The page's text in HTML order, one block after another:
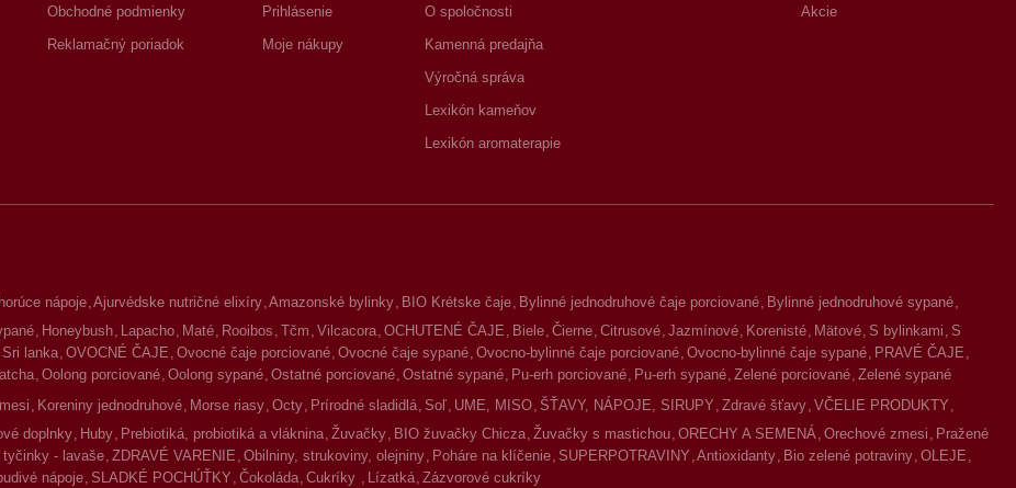
Obchodné podmienky
Reklamačný poriadok
Prihlásenie
Moje nákupy
O spoločnosti
Kamenná predajňa
Výročná správa
Lexikón kameňov
Lexikón aromaterapie
Akcie
nápoje Ajurvédske nutričné elixíry Amazonské bylinky BIO Krétske čaje Bylinné jednodruhové čaje porciované Bylinné jednodruhové sypané
Honeybush Lapacho Maté Rooibos Tčm Vilcacora OCHUTENÉ ČAJE Biele Čierne Citrusové Jazmínové Korenisté Mätové S bylinkami S
Sri lanka OVOCNÉ ČAJE Ovocné čaje porciované Ovocné čaje sypané Ovocno-bylinné čaje porciované Ovocno-bylinné čaje sypané PRAVÉ ČAJE
Oolong porciované Oolong sypané Ostatné porciované Ostatné sypané Pu-erh porciované Pu-erh sypané Zelené porciované Zelené sypané
Koreniny jednodruhové Morse riasy Octy Prírodné sladidlá Soľ UME, MISO ŠŤAVY, NÁPOJE, SIRUPY Zdravé šťavy VČELIE PRODUKTY
doplnky Huby Prebiotiká, probiotiká a vláknina Žuvačky BIO žuvačky Chicza Žuvačky s mastichou ORECHY A SEMENÁ Orechové zmesi
Pražené
tyčinky - lavaše ZDRAVÉ VARENIE Obilniny, strukoviny, olejniny Poháre na klíčenie SUPERPOTRAVINY Antioxidanty Bio zelené potraviny OLEJE
nápoje SLADKÉ POCHÚŤKY Čokoláda Cukríky Lízatká Zázvorové cukríky